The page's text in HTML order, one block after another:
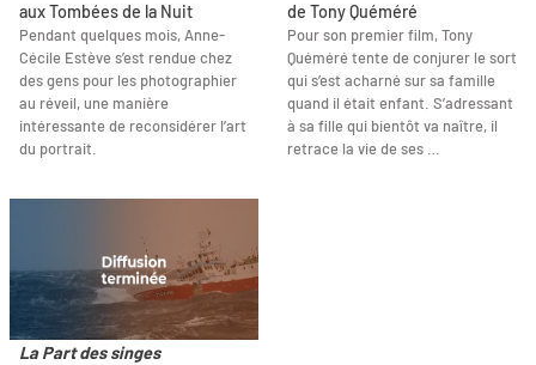
aux Tombées de la Nuit
Pendant quelques mois, Anne-
Cécile Estève s’est rendue chez
des gens pour les photographier
au réveil, une manière
intéressante de reconsidérer l’art
du portrait.
de Tony Quéméré
Pour son premier film, Tony
Quéméré tente de conjurer le sort
qui s’est acharné sur sa famille
quand il était enfant. S’adressant
à sa fille qui bientôt va naître, il
retrace la vie de ses …
La Part des singes